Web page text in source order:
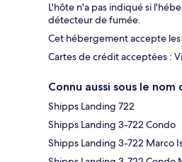
L'hôte n'a pas indiqué si
détecteur de fumée.
Cet hébergement accepte
Cartes de crédit acceptées :
Connu aussi sous le nom
Shipps Landing 722
Shipps Landing 3-722 Condo
Shipps Landing 3-722 Marco